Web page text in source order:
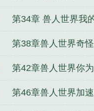
第34章 兽人世界我
第38章兽人世界奇
第42章兽人世界你
谨慎
第46章兽人世界加